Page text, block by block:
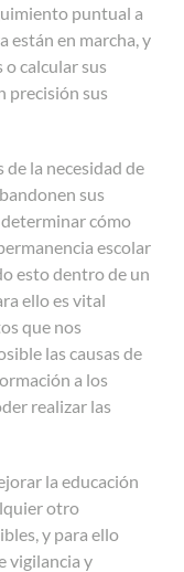
puntual a
están en marcha, y
o calcular sus
precisión sus
la necesidad de
sus
cómo
escolar
esto dentro de un
ello es vital
que nos
las causas de
a los
realizar las
la educación
otro
y para ello
vigilancia y